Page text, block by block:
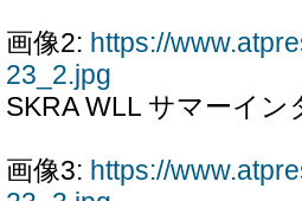
画像2: https://
23_2.jpg
SKRA WLL サマーイ
画像3: https://